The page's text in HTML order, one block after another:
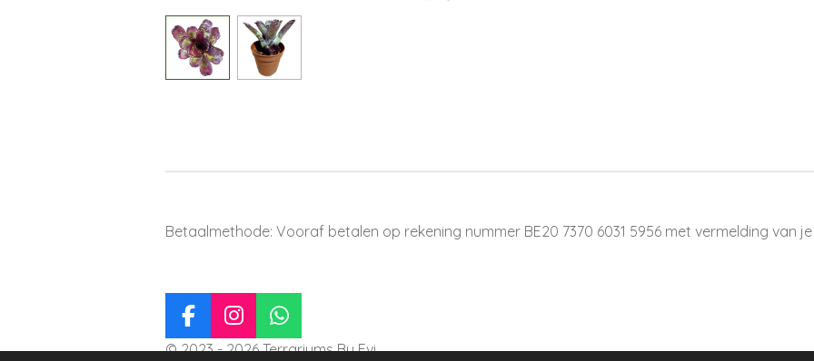
Betaalmethode: Vooraf betalen op rekening nummer BE20 7370 6031 5956 met vermelding van
F
a
I
n
W
h
© 2023 - 2026 Terrariums By Evi